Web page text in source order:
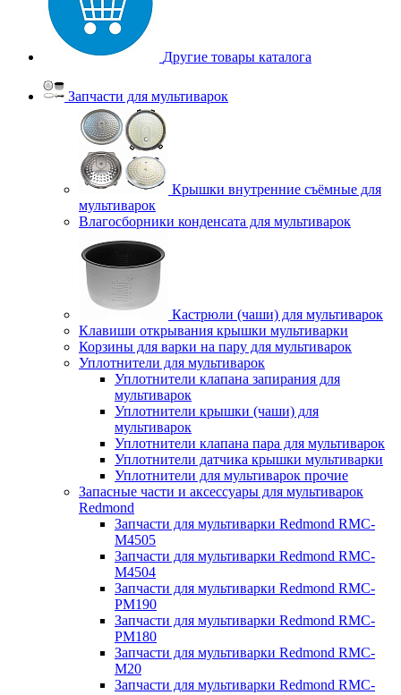
Другие товары каталога
Запчасти для мультиварок
Крышки внутренние съёмные для
мультиварок
Влагосборники конденсата для мультиварок
Кастрюли (чаши) для мультиварок
Клавиши открывания крышки мультиварки
Корзины для варки на пару для мультиварок
Уплотнители для мультиварок
Уплотнители клапана запирания для
мультиварок
Уплотнители крышки (чаши) для
мультиварок
Уплотнители клапана пара для мультиварок
Уплотнители датчика крышки мультиварки
Уплотнители для мультиварок прочие
Запасные части и аксессуары для мультиварок
Redmond
Запчасти для мультиварки Redmond RMC-
M4505
Запчасти для мультиварки Redmond RMC-
M4504
Запчасти для мультиварки Redmond RMC-
PM190
Запчасти для мультиварки Redmond RMC-
PM180
Запчасти для мультиварки Redmond RMC-
M20
Запчасти для мультиварки Redmond RMC-